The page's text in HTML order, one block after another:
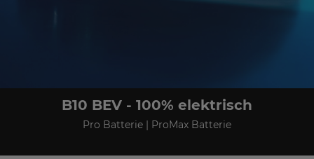
B10 BEV - 100% elektrisch
Pro Batterie | ProMax Batterie